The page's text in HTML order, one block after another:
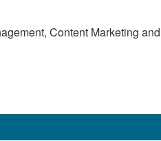
Content Marketing